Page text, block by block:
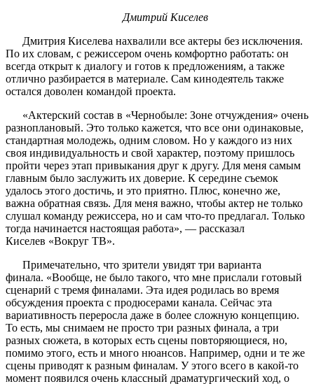
Дмитрий Киселев
Дмитрия Киселева нахвалили все актеры без исключения.
По их словам, с режиссером очень комфортно работать: он
всегда открыт к диалогу и готов к предложениям, а также
отлично разбирается в материале. Сам кинодеятель также
остался доволен командой проекта.
«Актерский состав в «Чернобыле: Зоне отчуждения» очень
разноплановый. Это только кажется, что все они одинаковые,
стандартная молодежь, одним словом. Но у каждого из них
своя индивидуальность и свой характер, поэтому пришлось
пройти через этап привыкания друг к другу. Для меня самым
главным было заслужить их доверие. К середине съемок
удалось этого достичь, и это приятно. Плюс, конечно же,
важна обратная связь. Для меня важно, чтобы актер не только
слушал команду режиссера, но и сам что-то предлагал. Только
тогда начинается настоящая работа», — рассказал
Киселев «Вокруг ТВ».
Примечательно, что зрители увидят три варианта
финала. «Вообще, не было такого, что мне прислали готовый
сценарий с тремя финалами. Эта идея родилась во время
обсуждения проекта с продюсерами канала. Сейчас эта
вариативность переросла даже в более сложную концепцию.
То есть, мы снимаем не просто три разных финала, а три
разных сюжета, в которых есть сцены повторяющиеся, но,
помимо этого, есть и много нюансов. Например, одни и те же
сцены приводят к разным финалам. У этого всего в какой-то
момент появился очень классный драматургический ход, о